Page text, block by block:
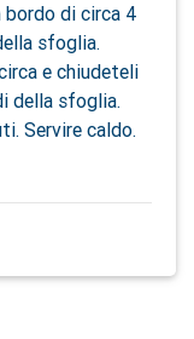
bordo di circa 4
sfoglia.
e chiudeteli
della sfoglia.
Servire caldo.